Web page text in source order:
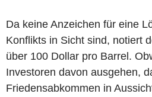
Da keine Anzeichen für eine
Konflikts in Sicht sind, notiert
über 100 Dollar pro Barrel.
Investoren davon ausgehen,
Friedensabkommen in